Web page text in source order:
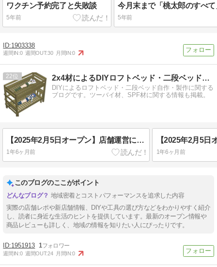
ワクチン予約完了と失敗談
5年前 5年前
1903338
週間IN:0 週間OUT:30 月間IN:0
22 2x4材によるDIYロフトベッド・二段ベッド自作手順書
DIYによるロフトベッド・二段ベッド自作・製作に関する
ブログです。ツーバイ材、SPF材に関する情報も掲載。
【2025年2月5日オープン】店舗運営にもの申す！コーナン＆スーパーバリュー/ロピア練馬大泉店の残念ポイント４選！
1年6ヶ月前 1年6ヶ月前
このブログのここがポイント
地域密着とコストパフォーマンスを追求した内容
実際の店舗レポや新店舗情報、DIYや工具の選び方などをわかりやすく紹介
し、読者に身近な生活のヒントを提供しています。最新のオープン情報や
商品レビューも詳しく、地域の情報を知りたい人にぴったりです。
1951913 1
週間IN:0 週間OUT:24 月間IN:0